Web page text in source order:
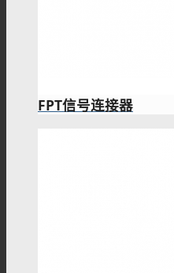
FPT信号连接器